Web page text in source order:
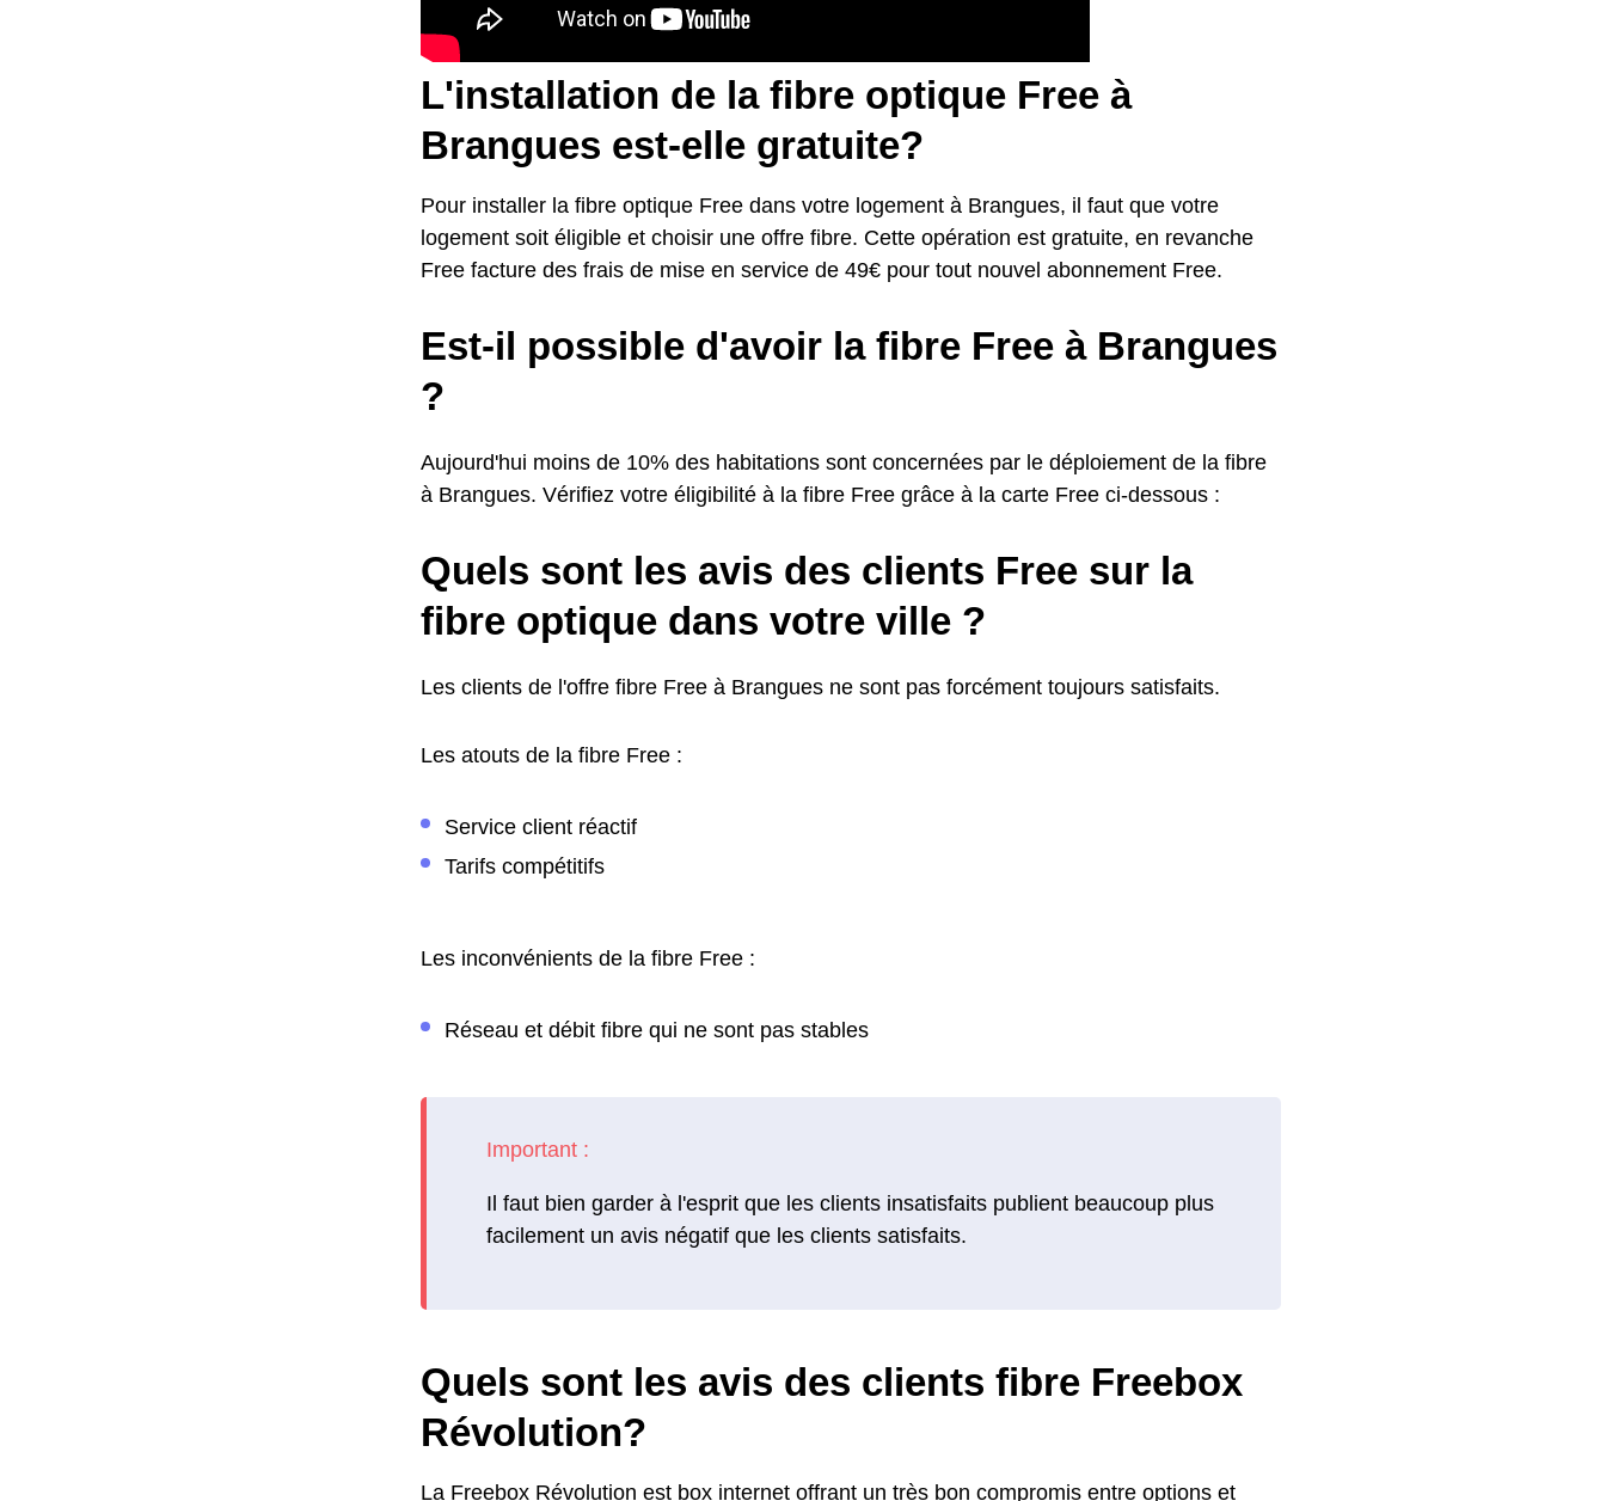
L'installation de la fibre optique Free à
Brangues est-elle gratuite?
Pour installer la fibre optique Free dans votre logement à Brangues, il faut que votre
logement soit éligible et choisir une offre fibre. Cette opération est gratuite, en revanche
Free facture des frais de mise en service de 49€ pour tout nouvel abonnement Free.
Est-il possible d'avoir la fibre Free à Brangues
?
Aujourd'hui moins de 10% des habitations sont concernées par le déploiement de la fibre
à Brangues. Vérifiez votre éligibilité à la fibre Free grâce à la carte Free ci-dessous :
Quels sont les avis des clients Free sur la
fibre optique dans votre ville ?
Les clients de l'offre fibre Free à Brangues ne sont pas forcément toujours satisfaits.
Les atouts de la fibre Free :
Service client réactif
Tarifs compétitifs
Les inconvénients de la fibre Free :
Réseau et débit fibre qui ne sont pas stables
Il faut bien garder à l'esprit que les clients insatisfaits publient beaucoup plus
facilement un avis négatif que les clients satisfaits.
Quels sont les avis des clients fibre Freebox
Révolution?
La Freebox Révolution est box internet offrant un très bon compromis entre options et